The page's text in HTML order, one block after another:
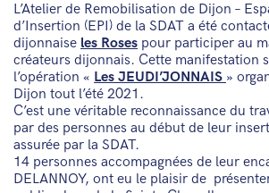
L’Atelier de Remobilisation de Dijon –
d’Insertion (EPI) de la SDAT a été
dijonnaise les Roses pour participer au
créateurs dijonnais. Cette manifestation
l’opération « Les JEUDI’JONNAIS »
Dijon tout l’été 2021.
C’est une véritable reconnaissance du
par des personnes au début de leur
assurée par la SDAT.
14 personnes accompagnées de leur
DELANNOY, ont eu le plaisir de